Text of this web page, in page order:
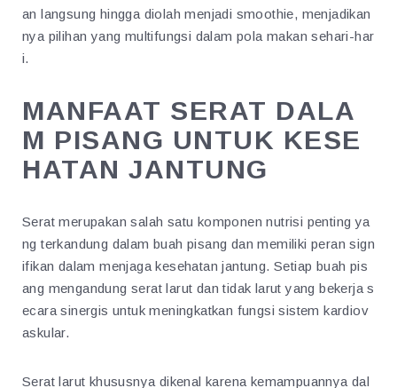
an langsung hingga diolah menjadi smoothie, menjadikan
nya pilihan yang multifungsi dalam pola makan sehari-har
i.
MANFAAT SERAT DALA
M PISANG UNTUK KESE
HATAN JANTUNG
Serat merupakan salah satu komponen nutrisi penting ya
ng terkandung dalam buah pisang dan memiliki peran sign
ifikan dalam menjaga kesehatan jantung. Setiap buah pis
ang mengandung serat larut dan tidak larut yang bekerja s
ecara sinergis untuk meningkatkan fungsi sistem kardiov
askular.
Serat larut khususnya dikenal karena kemampuannya dal